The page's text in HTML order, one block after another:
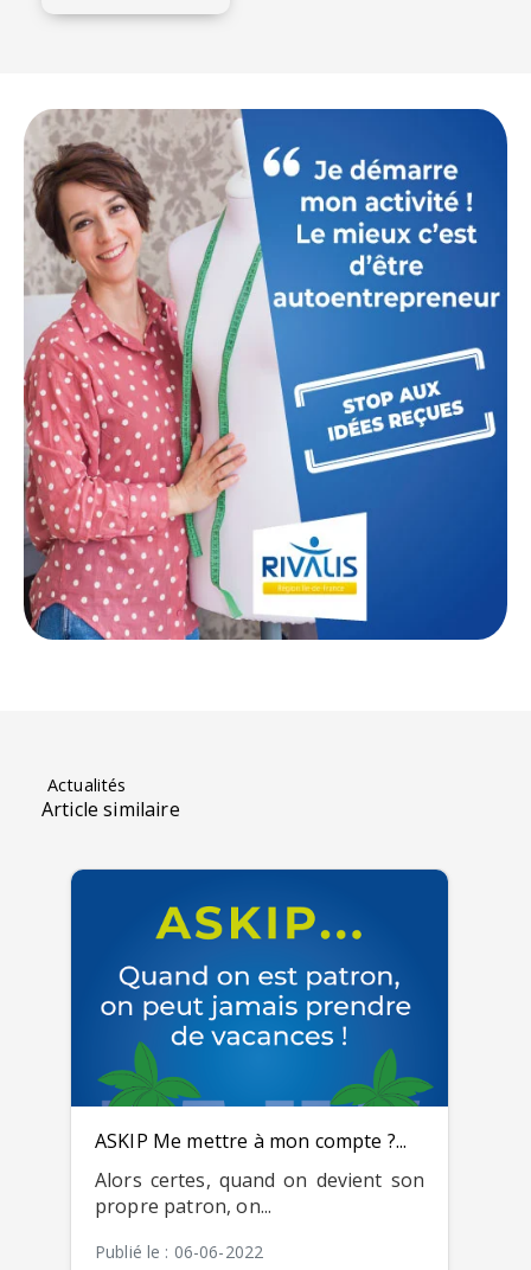
Actualités
Article similaire
ASKIP Me mettre à mon compte ?...
Alors certes, quand on devient son
propre patron, on...
Publié le : 06-06-2022